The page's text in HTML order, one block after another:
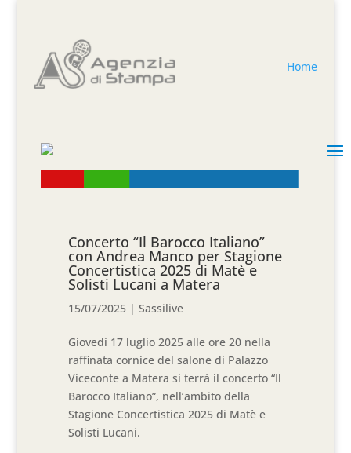
Home
­Concerto “Il Barocco Italiano”
con Andrea Manco per Stagione
Concertistica 2025 di Matè e
Solisti Lucani a Matera
15/07/2025 |Sassilive
Giovedì 17 luglio 2025 alle ore 20 nella
raffinata cornice del salone di Palazzo
Viceconte a Matera si terrà il concerto “Il
Barocco Italiano”, nell’ambito della
Stagione Concertistica 2025 di Matè e
Solisti Lucani.